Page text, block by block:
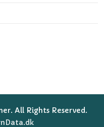
All Rights Reserved.